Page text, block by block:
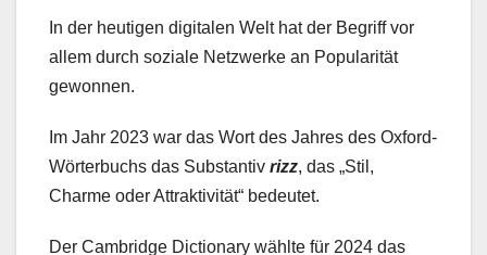
In der heutigen digitalen Welt hat der Begriff vor
allem durch soziale Netzwerke an Popularität
gewonnen.
Im Jahr 2023 war das Wort des Jahres des Oxford-
Wörterbuchs das Substantiv rizz, das „Stil,
Charme oder Attraktivität“ bedeutet.
Der Cambridge Dictionary wählte für 2024 das